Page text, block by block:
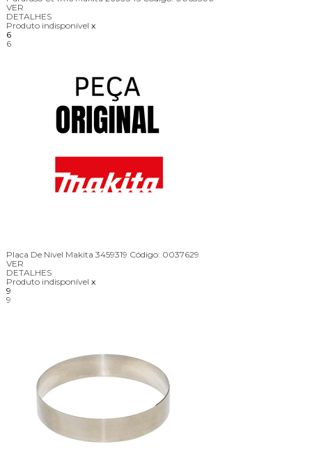
VER
DETALHES
Produto indisponível x
6
6
Placa De Nivel Makita 3459319 Código: 0037629
VER
DETALHES
Produto indisponível x
9
9